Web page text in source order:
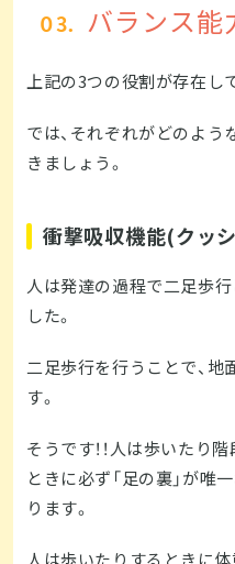
バランス能
上記の3つの役割が存在し
では、それぞれがどのよう
きましょう。
衝撃吸収機能(クッ
人は発達の過程で二足歩
した。
二足歩行を行うことで、
す。
そうです！！人は歩いたり
ときに必ず「足の裏」が唯
ります。